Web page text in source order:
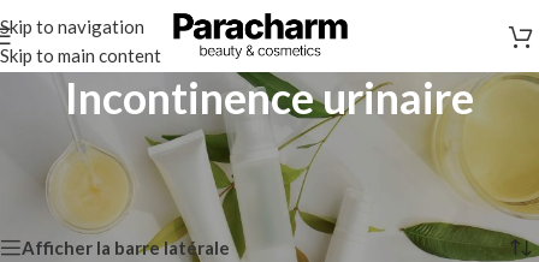
Skip to navigation
Skip to main content
Incontinence urinaire
Santé et Bien-être/Compléments alimentaires & Vitamines
Incontinence urinaire
3 résultats affichés
Afficher la barre latérale